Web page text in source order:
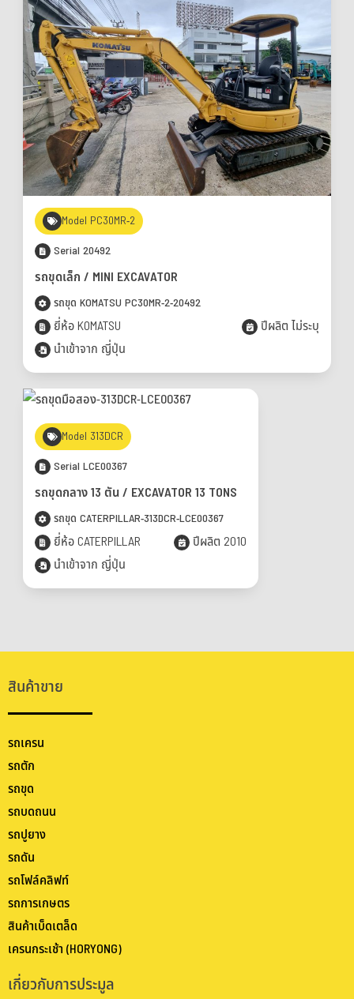
Model PC30MR-2
Serial 20492
รถขุดเล็ก / MINI EXCAVATOR
รถขุด KOMATSU PC30MR-2-20492
ยี่ห้อ KOMATSU
ปีผลิต ไม่ระบุ
นำเข้าจาก ญี่ปุ่น
Model 313DCR
Serial LCE00367
รถขุดกลาง 13 ตัน / EXCAVATOR 13 TONS
รถขุด CATERPILLAR-313DCR-LCE00367
ยี่ห้อ CATERPILLAR
ปีผลิต 2010
นำเข้าจาก ญี่ปุ่น
สินค้าขาย
รถเครน
รถตัก
รถขุด
รถบดถนน
รถปูยาง
รถดัน
รถโฟล์คลิฟท์
รถการเกษตร
สินค้าเบ็ดเตล็ด
เครนกระเช้า (HORYONG)
เกี่ยวกับการประมูล